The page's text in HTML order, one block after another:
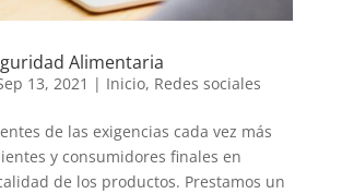
Alimentaria
13, 2021 | Inicio, Redes sociales
de las exigencias cada vez más
y consumidores finales en
de los productos. Prestamos un